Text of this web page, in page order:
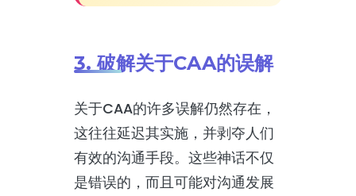
3. 破解关于CAA的误解
关于CAA的许多误解仍然存在，
这往往延迟其实施，并剥夺人们
有效的沟通手段。这些神话不仅
是错误的，而且可能对沟通发展